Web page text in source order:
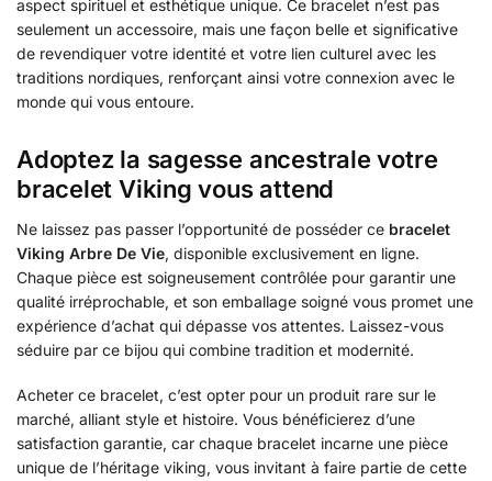
aspect spirituel et esthétique unique. Ce bracelet n’est pas
seulement un accessoire, mais une façon belle et significative
de revendiquer votre identité et votre lien culturel avec les
traditions nordiques, renforçant ainsi votre connexion avec le
monde qui vous entoure.
Adoptez la sagesse ancestrale votre
bracelet Viking vous attend
Ne laissez pas passer l’opportunité de posséder ce bracelet
Viking Arbre De Vie, disponible exclusivement en ligne.
Chaque pièce est soigneusement contrôlée pour garantir une
qualité irréprochable, et son emballage soigné vous promet une
expérience d’achat qui dépasse vos attentes. Laissez-vous
séduire par ce bijou qui combine tradition et modernité.
Acheter ce bracelet, c’est opter pour un produit rare sur le
marché, alliant style et histoire. Vous bénéficierez d’une
satisfaction garantie, car chaque bracelet incarne une pièce
unique de l’héritage viking, vous invitant à faire partie de cette